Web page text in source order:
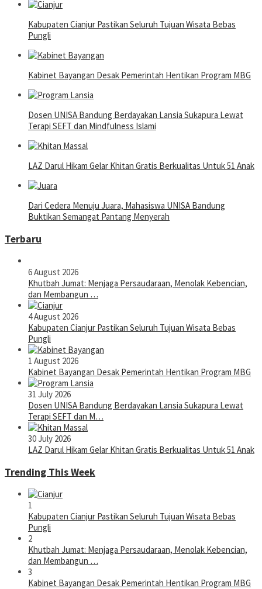
Kabupaten Cianjur Pastikan Seluruh Tujuan Wisata Bebas
Pungli
Kabinet Bayangan Desak Pemerintah Hentikan Program MBG
Dosen UNISA Bandung Berdayakan Lansia Sukapura Lewat
Terapi SEFT dan Mindfulness Islami
LAZ Darul Hikam Gelar Khitan Gratis Berkualitas Untuk 51 Anak
Dari Cedera Menuju Juara, Mahasiswa UNISA Bandung
Buktikan Semangat Pantang Menyerah
Terbaru
6 August 2026
Khutbah Jumat: Menjaga Persaudaraan, Menolak Kebencian,
dan Membangun …
4 August 2026
Kabupaten Cianjur Pastikan Seluruh Tujuan Wisata Bebas
Pungli
1 August 2026
Kabinet Bayangan Desak Pemerintah Hentikan Program MBG
31 July 2026
Dosen UNISA Bandung Berdayakan Lansia Sukapura Lewat
Terapi SEFT dan M…
30 July 2026
LAZ Darul Hikam Gelar Khitan Gratis Berkualitas Untuk 51 Anak
Trending This Week
1
Kabupaten Cianjur Pastikan Seluruh Tujuan Wisata Bebas
Pungli
2
Khutbah Jumat: Menjaga Persaudaraan, Menolak Kebencian,
dan Membangun …
3
Kabinet Bayangan Desak Pemerintah Hentikan Program MBG